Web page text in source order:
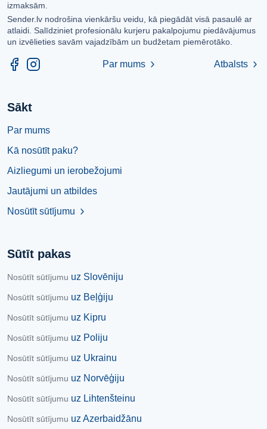
izmaksām.
Sender.lv nodrošina vienkāršu veidu, kā piegādāt visā pasaulē ar
atlaidi. Salīdziniet profesionālu kurjeru pakalpojumu piedāvājumus
un izvēlieties savām vajadzībām un budžetam piemērotāko.
Par mums chevron_right Atbalsts chevron_right
Sākt
Par mums
Kā nosūtīt paku?
Aizliegumi un ierobežojumi
Jautājumi un atbildes
Nosūtīt sūtījumu
chevron_right
Sūtīt pakas
Nosūtīt sūtījumu uz Slovēniju
Nosūtīt sūtījumu uz Beļģiju
Nosūtīt sūtījumu uz Kipru
Nosūtīt sūtījumu uz Poliju
Nosūtīt sūtījumu uz Ukrainu
Nosūtīt sūtījumu uz Norvēģiju
Nosūtīt sūtījumu uz Lihtenšteinu
Nosūtīt sūtījumu uz Azerbaidžānu